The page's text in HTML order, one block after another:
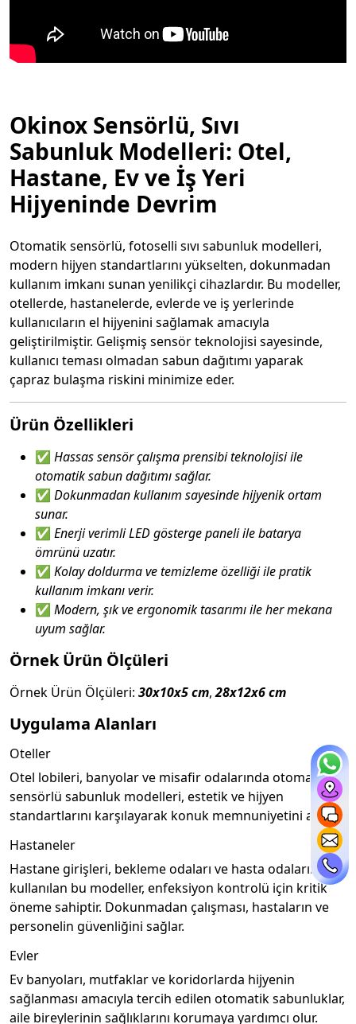
Okinox Sensörlü, Sıvı
Sabunluk Modelleri: Otel,
Hastane, Ev ve İş Yeri
Hijyeninde Devrim
Otomatik sensörlü, fotoselli sıvı sabunluk modelleri,
modern hijyen standartlarını yükselten, dokunmadan
kullanım imkanı sunan yenilikçi cihazlardır. Bu modeller,
otellerde, hastanelerde, evlerde ve iş yerlerinde
kullanıcıların el hijyenini sağlamak amacıyla
geliştirilmiştir. Gelişmiş sensör teknolojisi sayesinde,
kullanıcı teması olmadan sabun dağıtımı yaparak
çapraz bulaşma riskini minimize eder.
Ürün Özellikleri
✅ Hassas sensör çalışma prensibi teknolojisi ile
otomatik sabun dağıtımı sağlar.
✅ Dokunmadan kullanım sayesinde hijyenik ortam
sunar.
✅ Enerji verimli LED gösterge paneli ile batarya
ömrünü uzatır.
✅ Kolay doldurma ve temizleme özelliği ile pratik
kullanım imkanı verir.
✅ Modern, şık ve ergonomik tasarımı ile her mekana
uyum sağlar.
Örnek Ürün Ölçüleri
Örnek Ürün Ölçüleri: 30x10x5 cm,28x12x6 cm
Uygulama Alanları
Oteller
Otel lobileri, banyolar ve misafir odalarında otomatik
sensörlü sabunluk modelleri, estetik ve hijyen
standartlarını karşılayarak konuk memnuniyetini artırır.
Hastaneler
Hastane girişleri, bekleme odaları ve hasta odalarında
kullanılan bu modeller, enfeksiyon kontrolü için kritik
öneme sahiptir. Dokunmadan çalışması, hastaların ve
personelin güvenliğini sağlar.
Evler
Ev banyoları, mutfaklar ve koridorlarda hijyenin
sağlanması amacıyla tercih edilen otomatik sabunluklar,
aile bireylerinin sağlıklarını korumaya yardımcı olur.